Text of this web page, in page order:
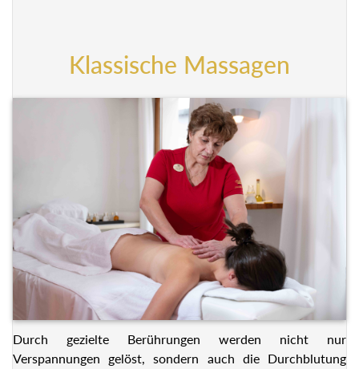
Klassische Massagen
Durch gezielte Berührungen werden nicht nur
Verspannungen gelöst, sondern auch die Durchblutung